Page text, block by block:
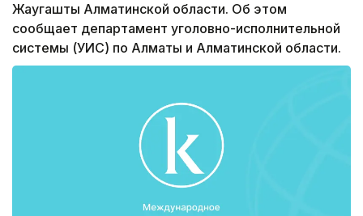
Жаугашты Алматинской области. Об этом
сообщает департамент уголовно-исполнительной
системы (УИС) по Алматы и Алматинской области.